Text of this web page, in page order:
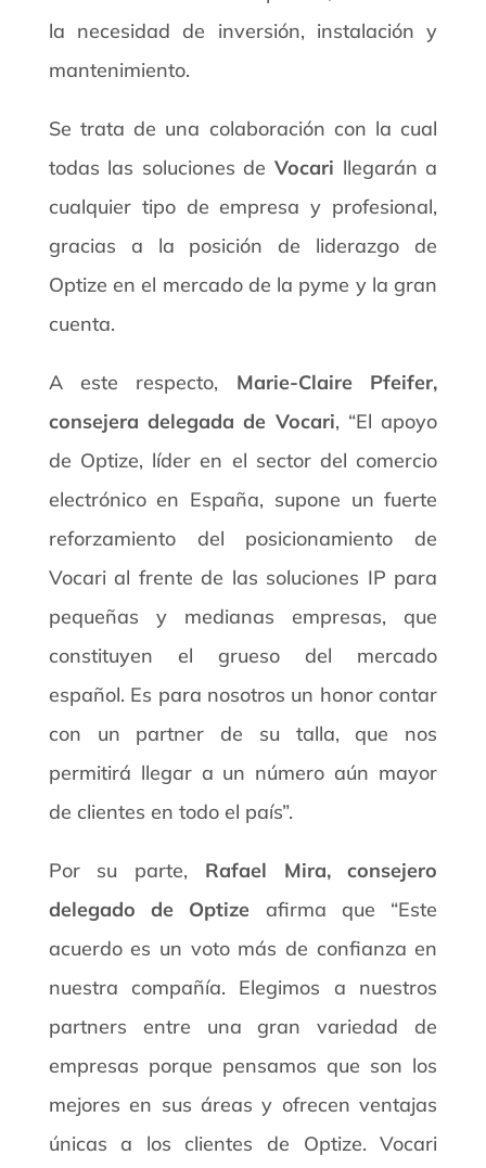
la necesidad de inversión, instalación y
mantenimiento.
Se trata de una colaboración con la cual
todas las soluciones deVocari llegarán a
cualquier tipo de empresa y profesional,
gracias a la posición de liderazgo de
Optize en el mercado de la pyme y la gran
cuenta.
A este respecto, Marie-Claire Pfeifer,
consejera delegada de Vocari, “El apoyo
de Optize, líder en el sector del comercio
electrónico en España, supone un fuerte
reforzamiento del posicionamiento de
Vocari al frente de las soluciones IP para
pequeñas y medianas empresas, que
constituyen el grueso del mercado
español. Es para nosotros un honor contar
con un partner de su talla, que nos
permitirá llegar a un número aún mayor
de clientes en todo el país”.
Por su parte, Rafael Mira, consejero
delegado de Optize afirma que “Este
acuerdo es un voto más de confianza en
nuestra compañía. Elegimos a nuestros
partners entre una gran variedad de
empresas porque pensamos que son los
mejores en sus áreas y ofrecen ventajas
únicas a los clientes de Optize. Vocari